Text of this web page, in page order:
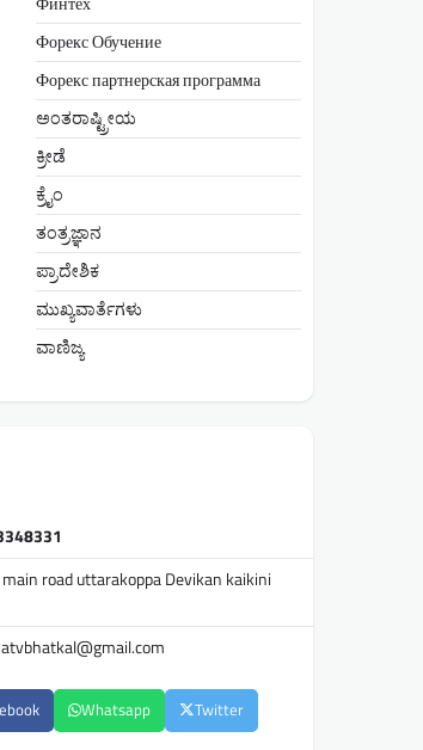
Форекс Обучение
Форекс партнерская программа
ಅಂತರಾಷ್ಟ್ರೀಯ
ಕ್ರೀಡೆ
ಕ್ರೈಂ
ತಂತ್ರಜ್ಞಾನ
ಪ್ರಾದೇಶಿಕ
ಮುಖ್ಯವಾರ್ತೆಗಳು
ವಾಣಿಜ್ಯ
road uttarakoppa Devikan kaikini
Whatsapp
Twitter